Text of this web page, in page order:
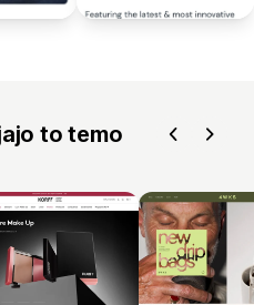
to temo